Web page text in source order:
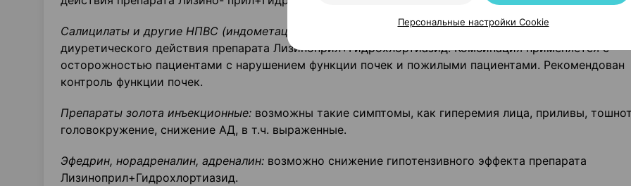
Салицилаты и другие НПВС (индометацин, селективные ингибиторы ЦОГ-2):снижение
диуретического действия препарата Лизиноприл+Гидрохлортиазид. Комбинация применяется с
осторожностью пациентами с нарушением функции почек и пожилыми пациентами. Рекомендован
контроль функции почек.
Препараты золота инъекционные: возможны такие симптомы, как гиперемия лица, приливы,
головокружение, снижение АД, в т.ч. выраженные.
Эфедрин, норадреналин, адреналин: возможно снижение гипотензивного эффекта препарата
Лизиноприл+Гидрохлортиазид.
Персональные настройки Cookie